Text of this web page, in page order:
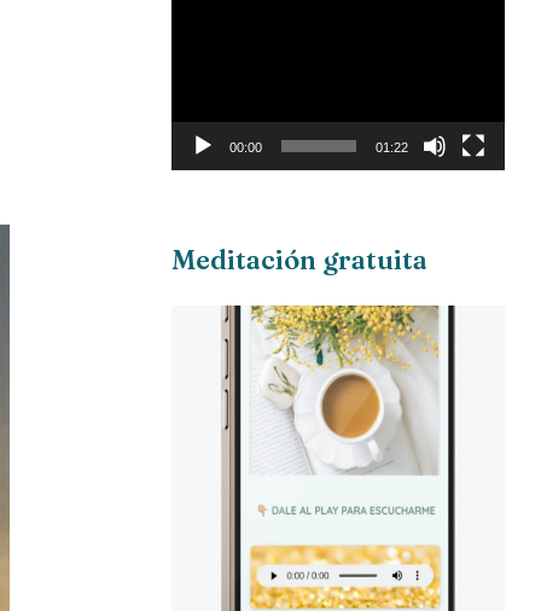
00:00 01:22
Meditación gratuita